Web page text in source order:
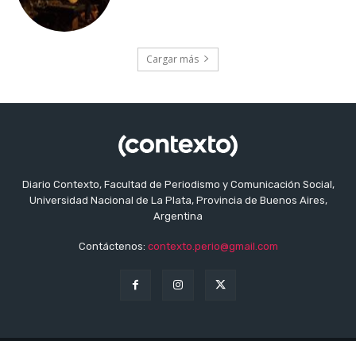
Cargar más
Diario Contexto, Facultad de Periodismo y Comunicación Social,
Universidad Nacional de La Plata, Provincia de Buenos Aires,
Argentina
Contáctenos: contexto.perio@gmail.com